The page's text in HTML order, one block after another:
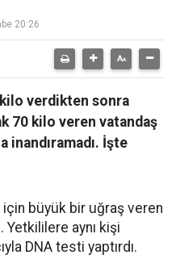
20:26
verdikten sonra
70 kilo veren vatandaş
inandıramadı. İşte
büyük bir uğraş veren
aynı kişi
DNA testi yaptırdı.